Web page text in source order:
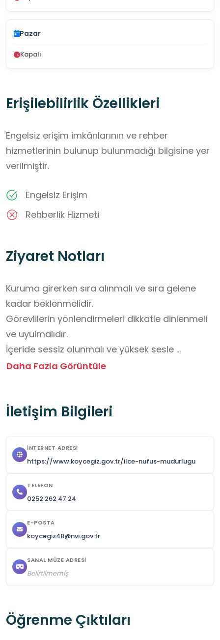
Pazar
Kapalı
Erişilebilirlik Özellikleri
Engelsiz erişim imkânlarının ve rehber
hizmetlerinin bulunup bulunmadığı bilgisine yer
verilmiştir.
Engelsiz Erişim
Rehberlik Hizmeti
Ziyaret Notları
Kuruma girerken sıra alınmalı ve sıra gelene
kadar beklenmelidir.
Görevlilerin yönlendirmeleri dikkatle dinlenmeli
ve uyulmalıdır.
İçeride sessiz olunmalı ve yüksek sesle
konuşulmamalıdır.
çekilmemelidir.
Güvenlik kurallarına dikkat edilmeli ve kurallara
Daha Fazla Görüntüle
İletişim Bilgileri
İNTERNET ADRESI
https://www.koycegiz.gov.tr/ilce-nufus-mudurlugu
TELEFON
0252 262 47 24
E-POSTA
koycegiz48@nvi.gov.tr
SANAL MÜZE ADRESI
Belirtilmemiş
Öğrenme Çıktıları